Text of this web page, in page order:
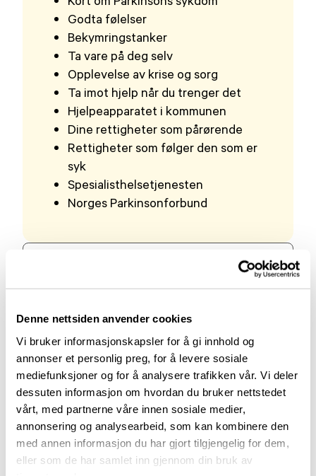
Denne nettsiden anvender cookies
Vi bruker informasjonskapsler for å gi innhold og
annonser et personlig preg, for å levere sosiale
mediefunksjoner og for å analysere trafikken vår. Vi deler
dessuten informasjon om hvordan du bruker nettstedet
vårt, med partnerne våre innen sosiale medier,
annonsering og analysearbeid, som kan kombinere den
med annen informasjon du har gjort tilgjengelig for dem,
eller som de har samlet inn gjennom din bruk av
Godta følelser
Bekymringstanker
Ta vare på deg selv
Opplevelse av krise og sorg
Ta imot hjelp når du trenger det
Hjelpeapparatet i kommunen
Dine rettigheter som pårørende
Rettigheter som følger den som er
syk
Spesialisthelsetjenesten
Norges Parkinsonforbund
PDF · 2 MB
Andre brosjyrer